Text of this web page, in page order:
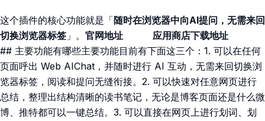
这个插件的核心功能就是「随时在浏览器中向AI提问，无需来回
切换浏览器标签 」。 官网地址
应用商店下载地址
## 主要功能有哪些主要功能目前有下面这三个：1. 可以在任何
页面呼出 Web AIChat，并随时进行 AI 互动，无需来回切换浏
览器标签，阅读和提问无缝衔接。2. 可以快速对任意网页进行
总结，整理出结构清晰的读书笔记，无论是博客页面还是什么微
博、推特都可以一键总结。3. 可以直接在网页上进行划词、划